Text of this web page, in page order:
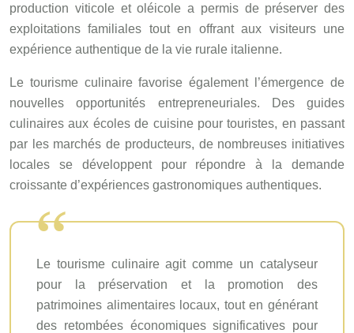
production viticole et oléicole a permis de préserver des
exploitations familiales tout en offrant aux visiteurs une
expérience authentique de la vie rurale italienne.
Le tourisme culinaire favorise également l’émergence de
nouvelles opportunités entrepreneuriales. Des guides
culinaires aux écoles de cuisine pour touristes, en passant
par les marchés de producteurs, de nombreuses initiatives
locales se développent pour répondre à la demande
croissante d’expériences gastronomiques authentiques.
Le tourisme culinaire agit comme un catalyseur
pour la préservation et la promotion des
patrimoines alimentaires locaux, tout en générant
des retombées économiques significatives pour